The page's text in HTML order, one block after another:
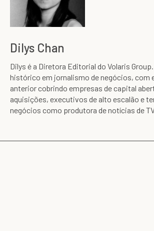
Dilys Chan
Dilys é a Diretora Editorial do Volaris
histórico em jornalismo de negócios, com
anterior cobrindo empresas de capital
aquisições, executivos de alto escalão e
negócios como produtora de notícias de